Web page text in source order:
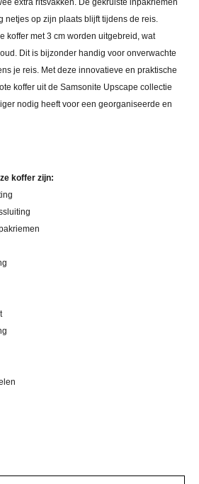
netjes op zijn plaats blijft tijdens de reis.
koffer met 3 cm worden uitgebreid, wat
Dit is bijzonder handig voor onverwachte
je reis. Met deze innovatieve en praktische
koffer uit de Samsonite Upscape collectie
nodig heeft voor een georganiseerde en
koffer zijn: